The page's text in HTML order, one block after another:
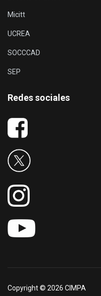
Micitt
UCREA
SOCCCAD
SEP
Redes sociales
Copyright © 2026 CIMPA